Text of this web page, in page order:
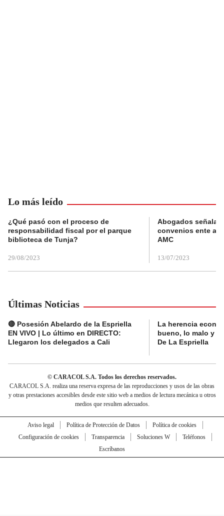
Lo más leído
¿Qué pasó con el proceso de
responsabilidad fiscal por el parque
biblioteca de Tunja?
29/08/2023
Abogados
convenios ente
AMC
13/07/2023
Últimas Noticias
🔴 Posesión Abelardo de la Espriella
EN VIVO | Lo último en DIRECTO:
Llegaron los delegados a Cali
La herencia
bueno, lo malo y
De La Espriella
© CARACOL S.A. Todos los derechos reservados.
CARACOL S.A. realiza una reserva expresa de las reproducciones y usos de las obras
y otras prestaciones accesibles desde este sitio web a medios de lectura mecánica u otros
medios que resulten adecuados.
Aviso legal Política de Protección de Datos
Política de cookies
Configuración de cookies
Transparencia Soluciones W
Teléfonos
Escríbanos